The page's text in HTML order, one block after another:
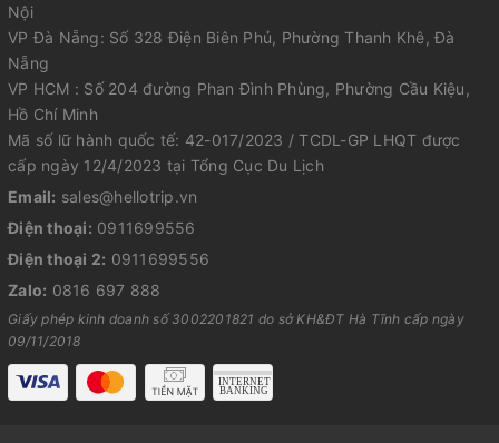
Nội
VP Đà Nẵng: Số 328 Điện Biên Phủ, Phường Thanh Khê, Đà
Nẵng
VP HCM : Số 204 đường Phan Đình Phùng, Phường Cầu Kiệu,
Hồ Chí Minh
Mã số lữ hành quốc tế: 42-017/2023 / TCDL-GP LHQT được
cấp ngày 12/4/2023 tại Tổng Cục Du Lịch
Email: sales@hellotrip.vn
Điện thoại: 0911699556
Điện thoại 2: 0911699556
Zalo: 0816 697 888
Giấy phép kinh doanh số 3002201821 do sở KH&ĐT Hà Tĩnh cấp ngày
09/11/2018